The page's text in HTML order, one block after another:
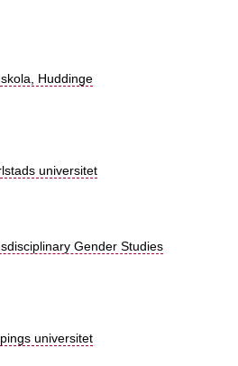
Huddinge
universitet
Gender Studies
universitet